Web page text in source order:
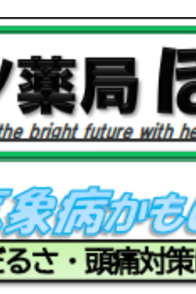
6月25日
ウエノ薬局ほっと通信 Vol.190
2026年7月号